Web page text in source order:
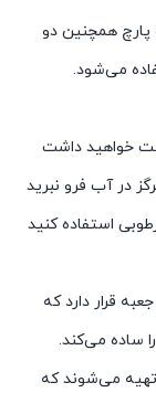
پارچ همچنین دو
می‌شود.
خواهید داشت
در آب فرو نبرید
استفاده کنید
قرار دارد که
ساده می‌کند.
می‌شوند که